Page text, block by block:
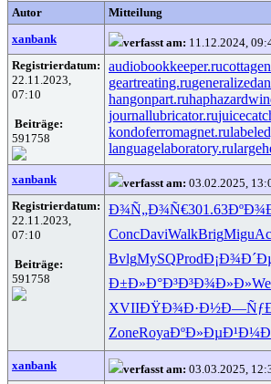
Autor
Mitteilung
xanbank
verfasst am: 11.12.2024,
Registrierdatum:
22.11.2023,
07:10
Beiträge:
591758
audiobookkeeper.ru
geartreating.ru
hangonpart.ru
journallubricator.ru
kondoferromagnet.ru
languagelaboratory.ru
xanbank verfasst am: 03.02.2025,
Registrierdatum:
22.11.2023,
07:10
Beiträge:
591758
Ð¾Ñ„Ð¾Ñ€301.63
ConcDaviWalkBrigMigu
BvlgMySQProd
Ð±Ð»Ð°Ð³Ð³Ð¾Ð»Ð»
XVIIÐŸÐ¾Ð·Ð½
ZoneRoyaÐºÐ»ÐµÐ¹
xanbank verfasst am: 03.03.2025,